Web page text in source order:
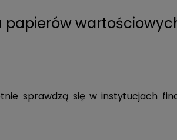
sprawdzą się w instytucjach